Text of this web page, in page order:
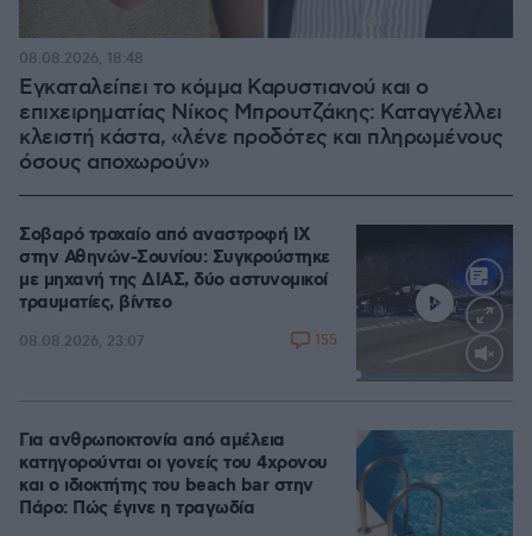
Εγκαταλείπει το κόμμα Καρυστιανού και ο
επιχειρηματίας Νίκος Μπρουτζάκης: Καταγγέλλει
κλειστή κάστα, «λένε προδότες και πληρωμένους
όσους αποχωρούν»
08.08.2026, 18:48
Σοβαρό τροχαίο από αναστροφή ΙΧ
στην Αθηνών-Σουνίου: Συγκρούστηκε
με μηχανή της ΔΙΑΣ, δύο αστυνομικοί
τραυματίες, βίντεο
08.08.2026, 23:07 155
Για ανθρωποκτονία από αμέλεια
κατηγορούνται οι γονείς του 4χρονου
και ο ιδιοκτήτης του beach bar στην
Πάρο: Πώς έγινε η τραγωδία